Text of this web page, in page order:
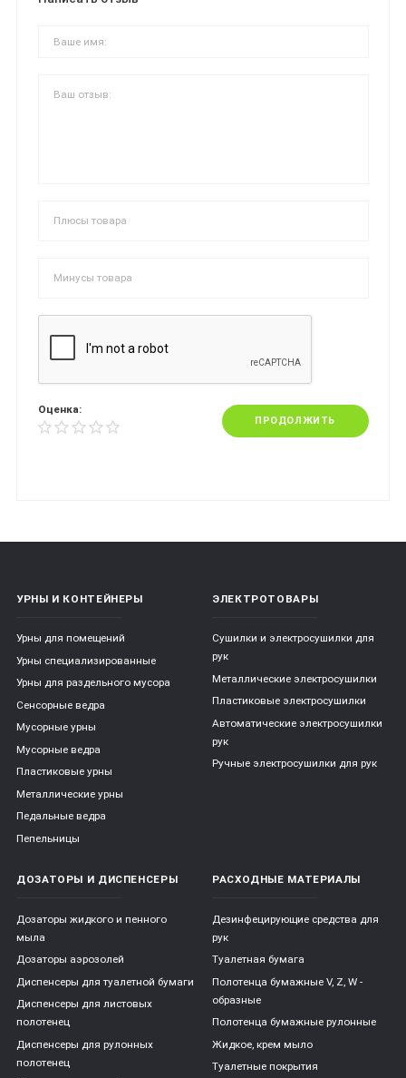
Оценка:
ПРОДОЛЖИТЬ
УРНЫ И КОНТЕЙНЕРЫ
Урны для помещений
Урны специализированные
Урны для раздельного мусора
Сенсорные ведра
Мусорные урны
Мусорные ведра
Пластиковые урны
Металлические урны
Педальные ведра
Пепельницы
ЭЛЕКТРОТОВАРЫ
Сушилки и электросушилки для
рук
Металлические электросушилки
Пластиковые электросушилки
Автоматические электросушилки
рук
Ручные электросушилки для рук
ДОЗАТОРЫ И ДИСПЕНСЕРЫ
Дозаторы жидкого и пенного
мыла
Дозаторы аэрозолей
Диспенсеры для туалетной бумаги
Диспенсеры для листовых
полотенец
Диспенсеры для рулонных
полотенец
РАСХОДНЫЕ МАТЕРИАЛЫ
Дезинфецирующие средства для
рук
Туалетная бумага
Полотенца бумажные V, Z, W -
образные
Полотенца бумажные рулонные
Жидкое, крем мыло
Туалетные покрытия